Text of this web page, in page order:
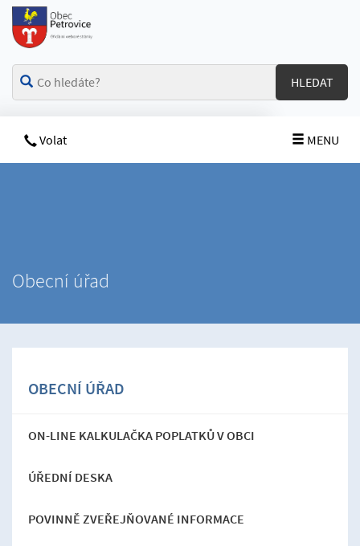
HLEDAT
MENU
Volat
Obecní úřad
OBECNÍ ÚŘAD
ON-LINE KALKULAČKA POPLATKŮ V OBCI
ÚŘEDNÍ DESKA
POVINNĚ ZVEŘEJŇOVANÉ INFORMACE